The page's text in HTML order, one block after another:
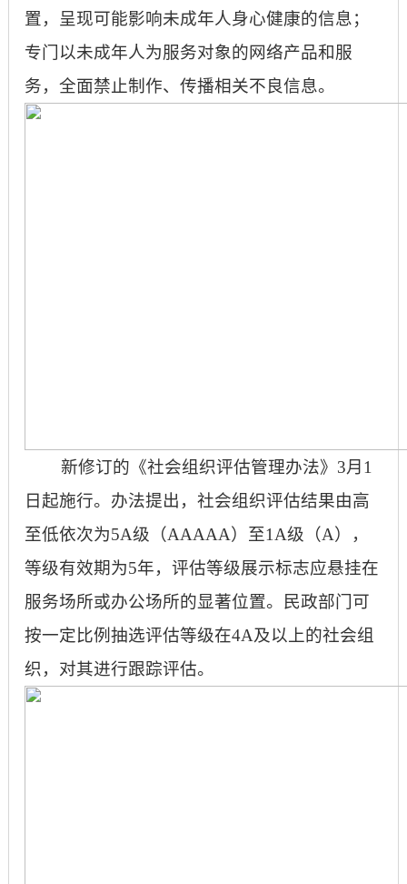
置，呈现可能影响未成年人身心健康的信息；
专门以未成年人为服务对象的网络产品和服
务，全面禁止制作、传播相关不良信息。
新修订的《社会组织评估管理办法》 3月1
日起施行。办法提出，社会组织评估结果由高
至低依次为5A级（AAAAA）至1A级（A），
等级有效期为5年，评估等级展示标志应悬挂在
服务场所或办公场所的显著位置。民政部门可
按一定比例抽选评估等级在4A及以上的社会组
织，对其进行跟踪评估。